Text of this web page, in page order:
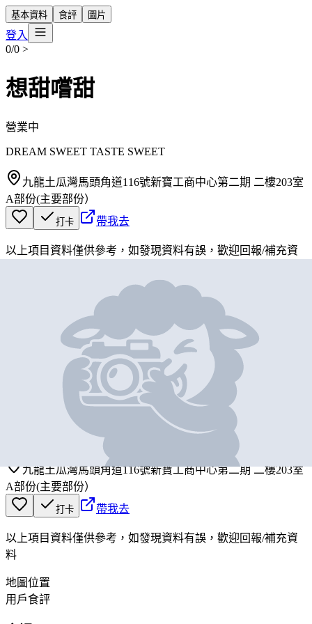
基本資料 食評 圖片
登入
0/0 >
想甜嚐甜
營業中
DREAM SWEET TASTE SWEET
九龍土瓜灣馬頭角道116號新寶工商中心第二期 二樓203室
A部份(主要部份）
打卡 帶我去
以上項目資料僅供參考，如發現資料有誤，歡迎回報/補充資
想甜嚐甜
DREAM SWEET TASTE SWEET
九龍土瓜灣馬頭角道116號新寶工商中心第二期 二樓203室
A部份(主要部份）
打卡 帶我去
以上項目資料僅供參考，如發現資料有誤，歡迎回報/補充資
料
地圖位置
用戶食評